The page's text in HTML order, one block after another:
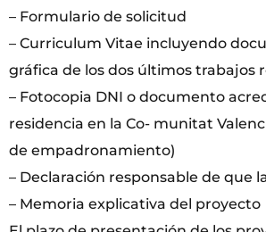
– Formulario de solicitud
– Curriculum Vitae incluyendo
gráfica de los dos últimos trabajos
– Fotocopia DNI o documento
residencia en la Co- munitat
de empadronamiento)
– Declaración responsable de que
– Memoria explicativa del proyecto